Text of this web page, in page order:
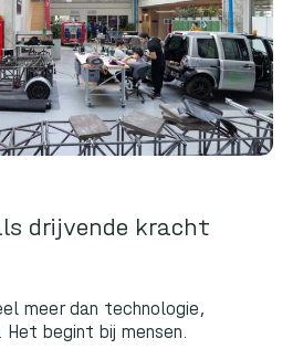
drijvende kracht
meer dan technologie,
begint bij mensen.